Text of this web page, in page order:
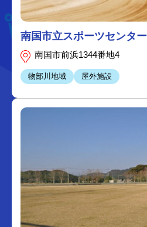
南国市立スポーツセンタ
南国市前浜1344番地4
物部川地域 屋外施設